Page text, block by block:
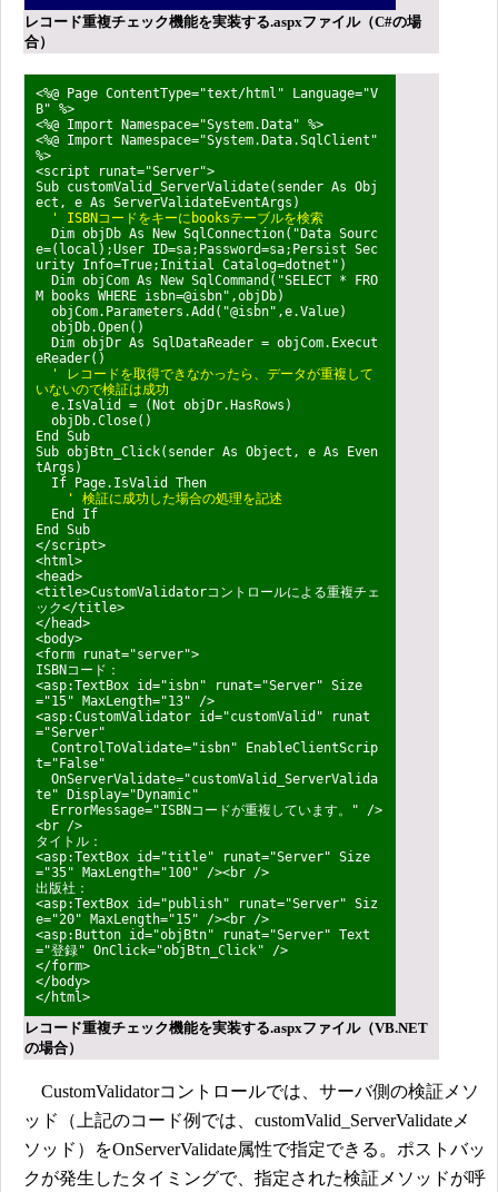
レコード重複チェック機能を実装する.aspxファイル（C#の場
合）
<%@ Page ContentType="text/html" Language="V
B" %>
<%@ Import Namespace="System.Data" %>
<%@ Import Namespace="System.Data.SqlClient"
%>
<script runat="Server">
Sub customValid_ServerValidate(sender As Obj
ect, e As ServerValidateEventArgs)
' ISBNコードをキーにbooksテーブルを検索
Dim objDb As New SqlConnection("Data Sourc
e=(local);User ID=sa;Password=sa;Persist Sec
urity Info=True;Initial Catalog=dotnet")
Dim objCom As New SqlCommand("SELECT * FRO
M books WHERE isbn=@isbn",objDb)
objCom.Parameters.Add("@isbn",e.Value)
objDb.Open()
Dim objDr As SqlDataReader = objCom.Execut
eReader()
' レコードを取得できなかったら、データが重複して
いないので検証は成功
e.IsValid = (Not objDr.HasRows)
objDb.Close()
End Sub
Sub objBtn_Click(sender As Object, e As Even
tArgs)
If Page.IsValid Then
' 検証に成功した場合の処理を記述
End If
End Sub
</script>
<html>
<head>
<title>CustomValidatorコントロールによる重複チェ
ック</title>
</head>
<body>
<form runat="server">
ISBNコード：
<asp:TextBox id="isbn" runat="Server" Size
="15" MaxLength="13" />
<asp:CustomValidator id="customValid" runat
="Server"
ControlToValidate="isbn" EnableClientScrip
t="False"
OnServerValidate="customValid_ServerValida
te" Display="Dynamic"
ErrorMessage="ISBNコードが重複しています。" />
<br />
タイトル：
<asp:TextBox id="title" runat="Server" Size
="35" MaxLength="100" /><br />
出版社：
<asp:TextBox id="publish" runat="Server" Siz
e="20" MaxLength="15" /><br />
<asp:Button id="objBtn" runat="Server" Text
="登録" OnClick="objBtn_Click" />
</form>
</body>
</html>
レコード重複チェック機能を実装する.aspxファイル（VB.NET
の場合）
CustomValidatorコントロールでは、サーバ側の検証メソ
ッド（上記のコード例では、customValid_ServerValidateメ
ソッド）をOnServerValidate属性で指定できる。ポストバッ
クが発生したタイミングで、指定された検証メソッドが呼